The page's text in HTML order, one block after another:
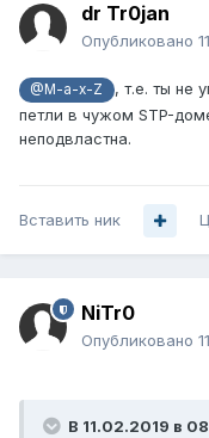
dr Tr0jan
Опубликовано
@M-a-x-Z
, т.е. ты не
петли в чужом STP-
неподвластна.
Вставить ник
NiTr0
Опубликовано
В 11.02.2019 в